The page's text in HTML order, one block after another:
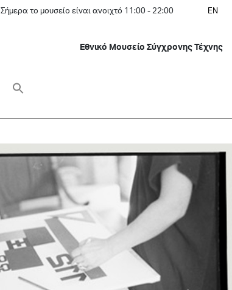
Σήμερα το μουσείο είναι ανοιχτό 11:00 - 22:00 EN
Εθνικό Μουσείο Σύγχρονης Τέχνης